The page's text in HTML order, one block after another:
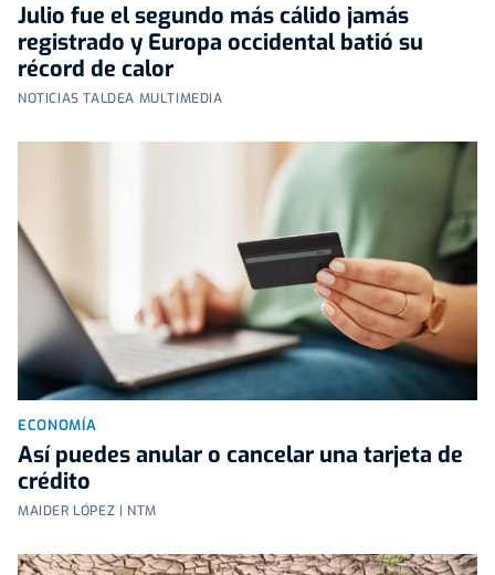
Julio fue el segundo más cálido jamás
registrado y Europa occidental batió su
récord de calor
NOTICIAS TALDEA MULTIMEDIA
ECONOMÍA
Así puedes anular o cancelar una tarjeta de
crédito
MAIDER LÓPEZ | NTM